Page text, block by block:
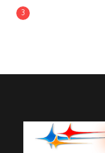
3